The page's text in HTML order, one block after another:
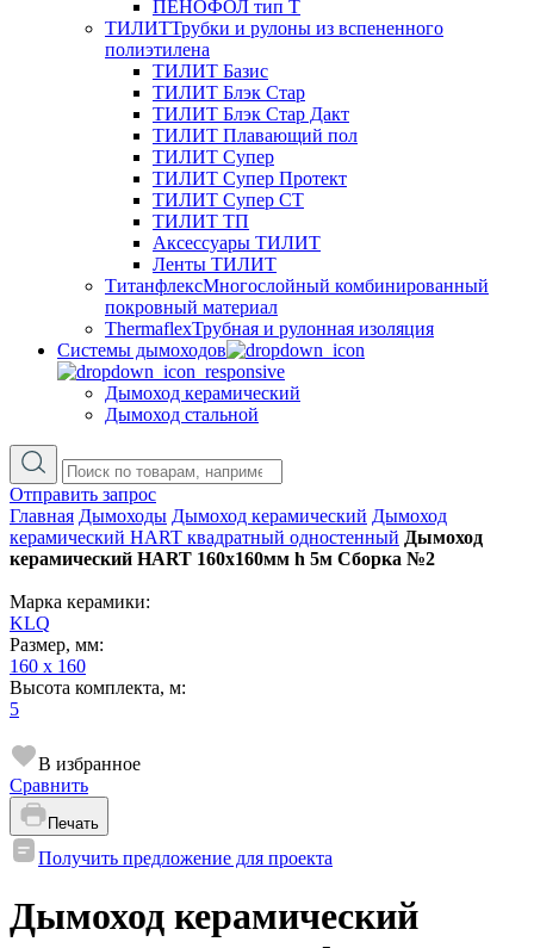
ПЕНОФОЛ тип T
ТИЛИТТрубки и рулоны из вспененного
полиэтилена
ТИЛИТ Базис
ТИЛИТ Блэк Стар
ТИЛИТ Блэк Стар Дакт
ТИЛИТ Плавающий пол
ТИЛИТ Супер
ТИЛИТ Супер Протект
ТИЛИТ Супер СТ
ТИЛИТ ТП
Аксессуары ТИЛИТ
Ленты ТИЛИТ
ТитанфлексМногослойный комбинированный
покровный материал
ThermaflexТрубная и рулонная изоляция
Cистемы дымоходов
Дымоход керамический
Дымоход стальной
Отправить запрос
Главная Дымоходы Дымоход керамический Дымоход
керамический HART квадратный одностенный Дымоход
керамический HART 160х160мм h 5м Сборка №2
Марка керамики:
KLQ
Размер, мм:
160 x 160
Высота комплекта, м:
5
В избранное
Сравнить
Печать
Получить предложение для проекта
Дымоход керамический